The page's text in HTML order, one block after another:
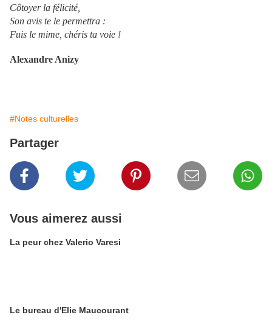
Côtoyer la félicité,
Son avis te le permettra :
Fuis le mime, chéris ta voie !
Alexandre Anizy
#Notes culturelles
Partager
Vous aimerez aussi
La peur chez Valerio Varesi
Le bureau d'Elie Maucourant